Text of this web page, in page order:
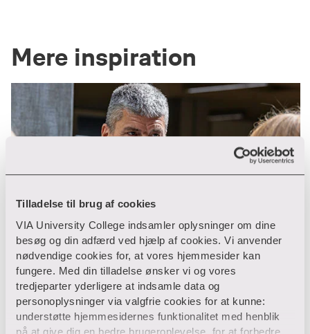
Tilladelse til brug af cookies
VIA University College indsamler oplysninger om dine
besøg og din adfærd ved hjælp af cookies. Vi anvender
nødvendige cookies for, at vores hjemmesider kan
fungere. Med din tilladelse ønsker vi og vores
tredjeparter yderligere at indsamle data og
personoplysninger via valgfrie cookies for at kunne:
understøtte hjemmesidernes funktionalitet med henblik
på at give dig en bedre brugeroplevelse, for at forbedre
Mere inspiration